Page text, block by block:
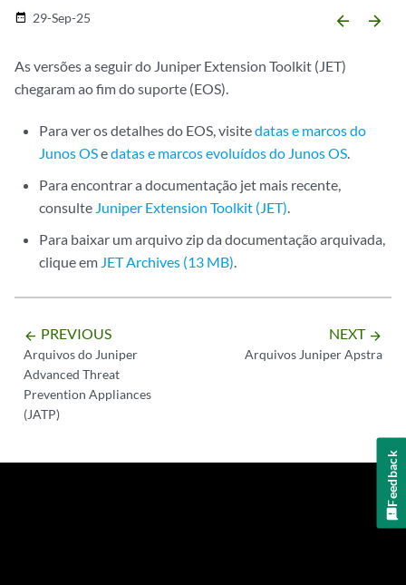
date_range 29-Sep-25 arrow_backward arrow_forward
As versões a seguir do Juniper Extension Toolkit (JET)
chegaram ao fim do suporte (EOS).
Para ver os detalhes do EOS, visitedatas e marcos do
Junos OSedatas e marcos evoluídos do Junos OS.
Para encontrar a documentação jet mais recente,
consulte Juniper Extension Toolkit (JET).
Para baixar um arquivo zip da documentação arquivada,
clique em JET Archives (13 MB).
arrow_backward PREVIOUS
Arquivos do Juniper
Advanced Threat
Prevention Appliances
(JATP)
NEXT arrow_forward
Arquivos Juniper Apstra
Feedback